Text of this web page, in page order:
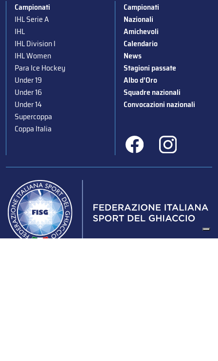
Campionati
IHL Serie A
IHL
IHL Division I
IHL Women
Para Ice Hockey
Under 19
Under 16
Under 14
Supercoppa
Coppa Italia
Campionati
Nazionali
Amichevoli
Calendario
News
Stagioni passate
Albo d’Oro
Squadre nazionali
Convocazioni nazionali